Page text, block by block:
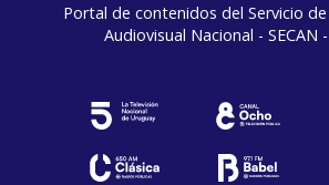
Portal de contenidos del Servicio
Audiovisual Nacional - SECAN